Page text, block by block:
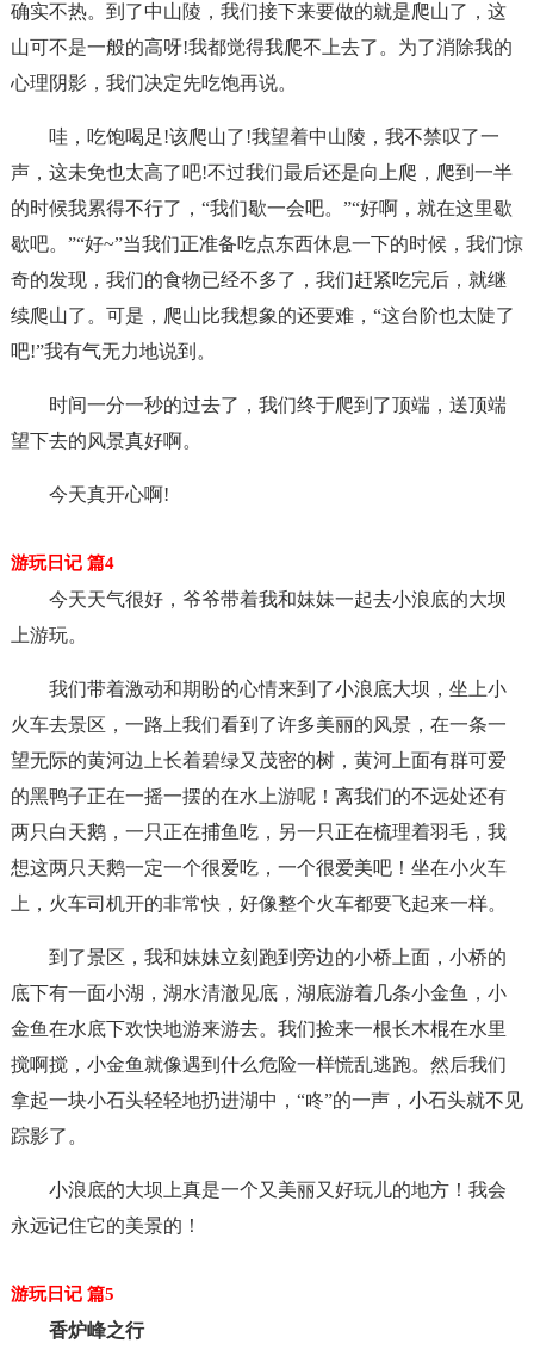
确实不热。到了中山陵，我们接下来要做的就是爬山了，这
山可不是一般的高呀!我都觉得我爬不上去了。为了消除我的
心理阴影，我们决定先吃饱再说。
哇，吃饱喝足!该爬山了!我望着中山陵，我不禁叹了一
声，这未免也太高了吧!不过我们最后还是向上爬，爬到一半
的时候我累得不行了，“我们歇一会吧。”“好啊，就在这里歇
歇吧。”“好~”当我们正准备吃点东西休息一下的时候，我们惊
奇的发现，我们的食物已经不多了，我们赶紧吃完后，就继
续爬山了。可是，爬山比我想象的还要难，“这台阶也太陡了
吧!”我有气无力地说到。
时间一分一秒的过去了，我们终于爬到了顶端，送顶端
望下去的风景真好啊。
今天真开心啊!
游玩日记 篇4
今天天气很好，爷爷带着我和妹妹一起去小浪底的大坝
上游玩。
我们带着激动和期盼的心情来到了小浪底大坝，坐上小
火车去景区，一路上我们看到了许多美丽的风景，在一条一
望无际的黄河边上长着碧绿又茂密的树，黄河上面有群可爱
的黑鸭子正在一摇一摆的在水上游呢！离我们的不远处还有
两只白天鹅，一只正在捕鱼吃，另一只正在梳理着羽毛，我
想这两只天鹅一定一个很爱吃，一个很爱美吧！坐在小火车
上，火车司机开的非常快，好像整个火车都要飞起来一样。
到了景区，我和妹妹立刻跑到旁边的小桥上面，小桥的
底下有一面小湖，湖水清澈见底，湖底游着几条小金鱼，小
金鱼在水底下欢快地游来游去。我们捡来一根长木棍在水里
搅啊搅，小金鱼就像遇到什么危险一样慌乱逃跑。然后我们
拿起一块小石头轻轻地扔进湖中，“咚”的一声，小石头就不见
踪影了。
小浪底的大坝上真是一个又美丽又好玩儿的地方！我会
永远记住它的美景的！
游玩日记 篇5
香炉峰之行